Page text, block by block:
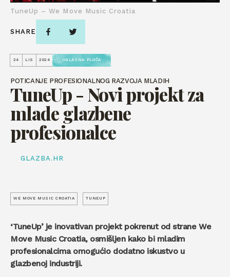
24 LIS 2024 OGLASNA PLOČA
POTICANJE PROFESIONALNOG RAZVOJA MLADIH
TuneUp - Novi projekt za
mlade glazbene
profesionalce
GLAZBA.HR
TuneUp – We Move Music Croatia
SHARE
WE MOVE MUSIC CROATIA TUNEUP
‘TuneUp’ je inovativan projekt pokrenut od strane We
Move Music Croatia, osmišljen kako bi mladim
profesionalcima omogućio dodatno iskustvo u
glazbenoj industriji.